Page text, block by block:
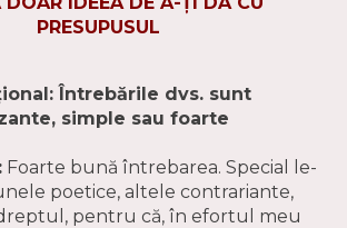
PRESUPUSUL
Întrebările dvs. sunt
simple sau foarte
Foarte bună întrebarea. Special le-
poetice, altele contrariante,
pentru că, în efortul meu